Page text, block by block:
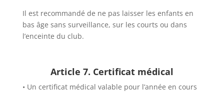
Il est recommandé de ne pas laisser les enfants en
bas âge sans surveillance, sur les courts ou dans
l’enceinte du club.
Article 7. Certificat médical
• Un certificat médical valable pour l’année en cours